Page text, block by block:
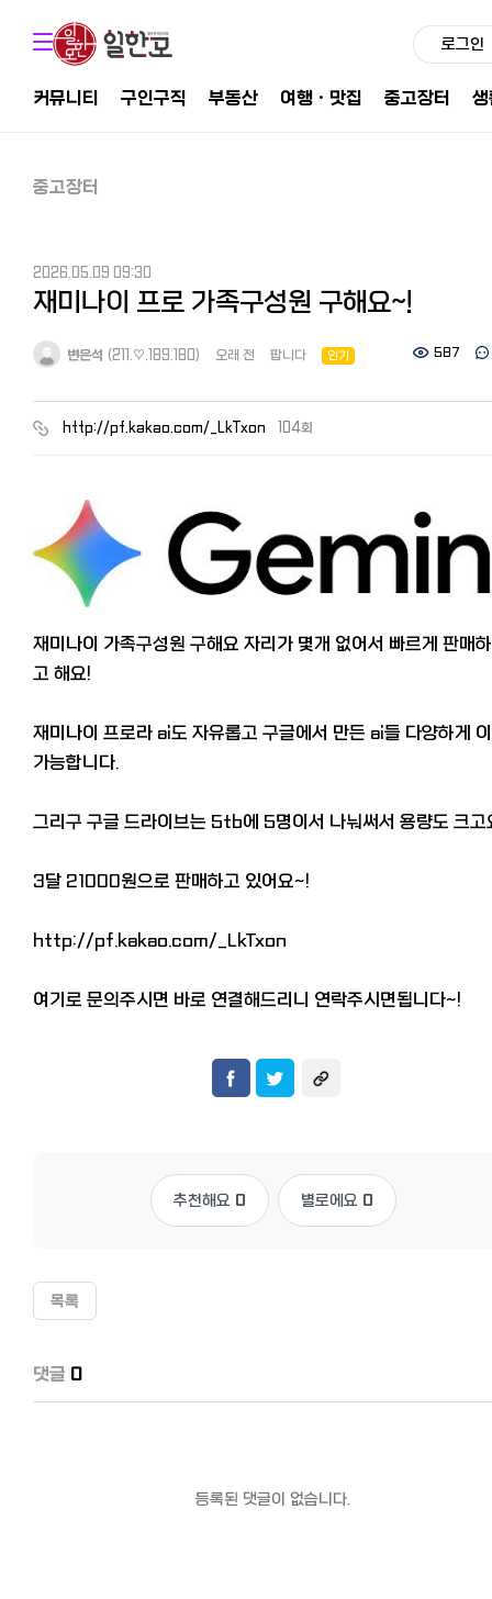
로그인
커뮤니티 구인구직 부동산 여행ㆍ맛집 중고장터
중고장터
2026.05.09 09:30
재미나이 프로 가족구성원 구해요~!
변은석 (211.♡.189.180) 오래 전 팝니다 인기 587
http://pf.kakao.com/_LkTxon 104회
재미나이 가족구성원 구해요 자리가 몇개 없어서 빠르게 판매
고 해요!
재미나이 프로라 ai도 자유롭고 구글에서 만든 ai들 다양하게
가능합니다.
그리구 구글 드라이브는 5tb에 5명이서 나눠써서 용량도 크
3달 21000원으로 판매하고 있어요~!
http://pf.kakao.com/_LkTxon
여기로 문의주시면 바로 연결해드리니 연락주시면됩니다~!
추천해요 0 별로에요 0
목록
댓글 0
등록된 댓글이 없습니다.